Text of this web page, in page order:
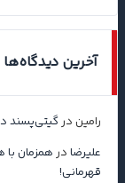
آخرین دیدگاه‌ها
رامین درگیتی‌پسند
علیرضا در همزمان با
قهرمانی!